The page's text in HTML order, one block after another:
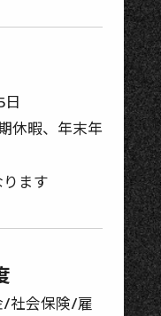
休暇、年末年
ます
社会保険/雇